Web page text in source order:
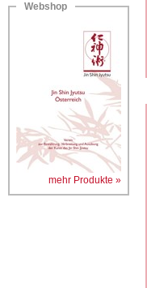
Webshop
mehr Produkte »